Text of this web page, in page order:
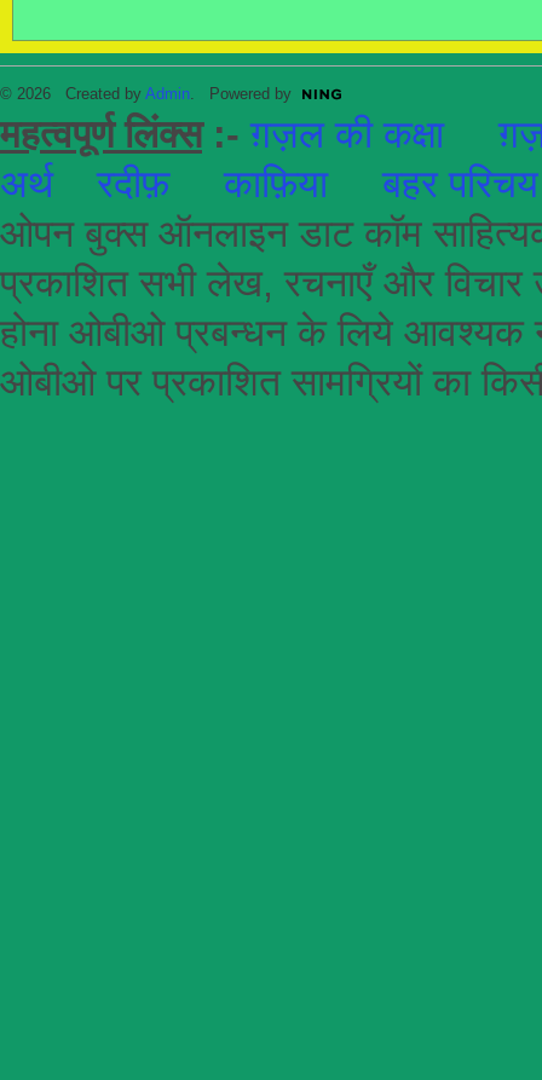
© 2026 Created by Admin . Powered by
महत्वपूर्ण लिंक्स :- ग़ज़ल की कक्षा
अर्थ
रदीफ़ काफ़िया
बहर
ओपन बुक्स ऑनलाइन डाट कॉम
प्रकाशित सभी लेख, रचनाएँ और विचार
होना ओबीओप्रबन्धन के लिये आवश्यक
ओबीओ पर प्रकाशित सामग्रियों का